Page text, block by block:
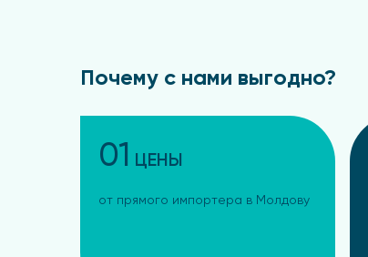
Почему с нами выгодно?
01 ЦЕНЫ
от прямого импортера в Молдову